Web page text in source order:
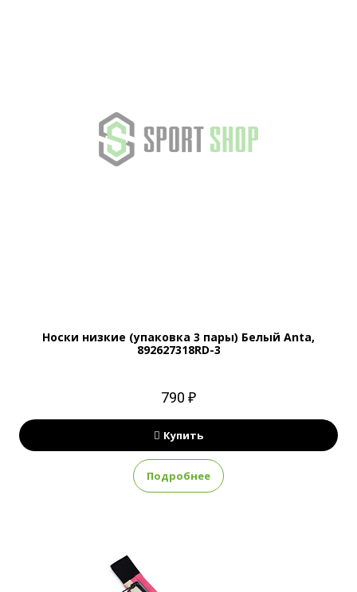
Носки низкие (упаковка 3 пары) Белый Anta,
892627318RD-3
790 ₽
Купить
Подробнее